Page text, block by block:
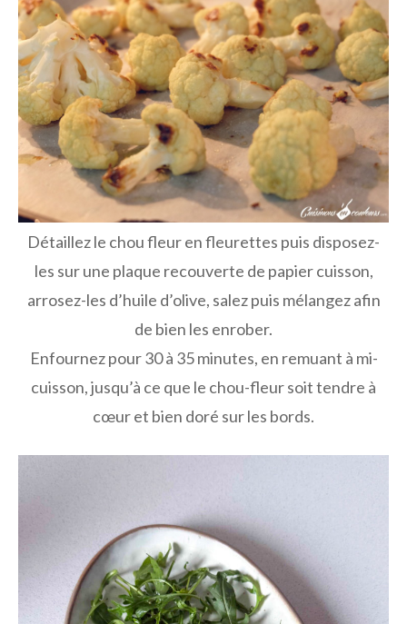
Détaillez le chou fleur en fleurettes puis disposez-
les sur une plaque recouverte de papier cuisson,
arrosez-les d’huile d’olive, salez puis mélangez afin
de bien les enrober.
Enfournez pour 30 à 35 minutes, en remuant à mi-
cuisson, jusqu’à ce que le chou-fleur soit tendre à
cœur et bien doré sur les bords.